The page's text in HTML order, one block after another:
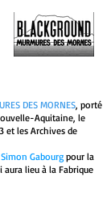
DES MORNES, porté
Aquitaine, le
et les Archives de
Simon Gabourg pour la
lieu à la Fabrique